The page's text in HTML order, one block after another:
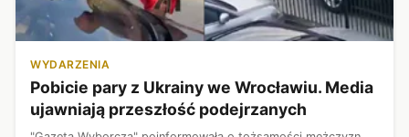
WYDARZENIA
Pobicie pary z Ukrainy we Wrocławiu. Media
ujawniają przeszłość podejrzanych